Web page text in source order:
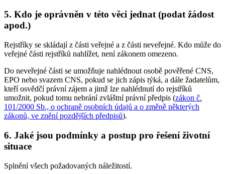
5. Kdo je oprávněn v této věci jednat (podat žádost
apod.)
Rejstříky se skládají z části veřejné a z části neveřejné. Kdo může do
veřejné části rejstříků nahlížet, není zákonem omezeno.
Do neveřejné části se umožňuje nahlédnout osobě pověřené CNS,
EPO nebo svazem CNS, pokud se jich zápis týká, a dále žadatelům,
kteří osvědčí právní zájem a jimž lze nahlédnutí do rejstříků
umožnit, pokud tomu nebrání zvláštní právní předpis (zákon č.
101/2000 Sb., o ochraně osobních údajů a o změně některých
zákonů, ve znění pozdějších předpisů).
6. Jaké jsou podmínky a postup pro řešení životní
situace
Splnění všech požadovaných náležitostí.